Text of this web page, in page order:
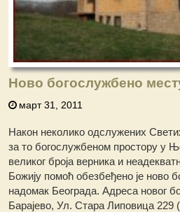
Ново богослужбено
март 31, 2011
Након неколико одслужених
за то богослужбеном простору у
великог броја верника и
Божију помоћ обезбеђено је ново
надомак Београда. Адреса новог
Барајево, Ул. Стара Липовица 229